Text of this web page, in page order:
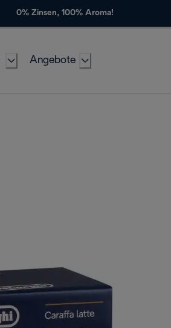
0% Zinsen, 100% Aroma!
Angebote